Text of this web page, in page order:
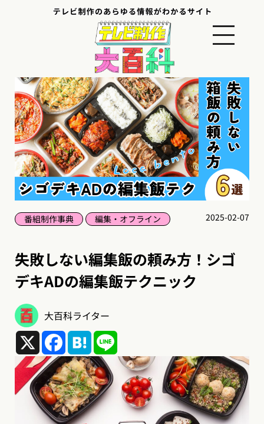
番組制作事典 編集・オフライン 2025-02-07
失敗しない編集飯の頼み方！シゴ
デキADの編集飯テクニック
大百科ライター
X
Facebook
Hatena